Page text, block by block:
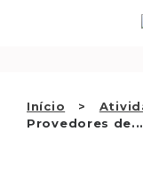
Início
Provedores de...
QUEM
DECISÕES